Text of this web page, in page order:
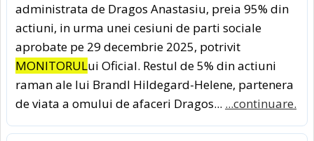
administrata de Dragos Anastasiu, preia 95% din
actiuni, in urma unei cesiuni de parti sociale
aprobate pe 29 decembrie 2025, potrivit
MONITORULui Oficial. Restul de 5% din actiuni
raman ale lui Brandl Hildegard-Helene, partenera
de viata a omului de afaceri Dragos... ...continuare.